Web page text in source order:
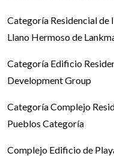
Categoría Residencial
Llano Hermoso de
Categoría Edificio
Development Group
Categoría Complejo
Pueblos Categoría
Complejo Edificio de